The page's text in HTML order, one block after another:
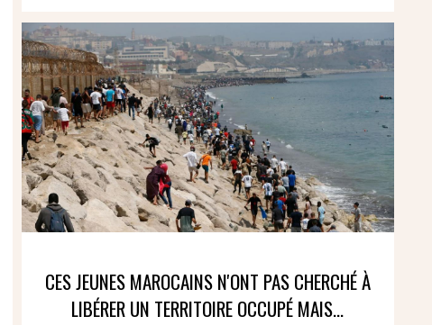
CES JEUNES MAROCAINS N'ONT PAS CHERCHÉ À
LIBÉRER UN TERRITOIRE OCCUPÉ MAIS...